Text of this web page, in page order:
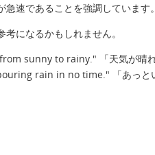
速であることを強調しています。
になるかもしれません。
sunny to rainy." 「天気が晴れ
rain in no time." 「あっと